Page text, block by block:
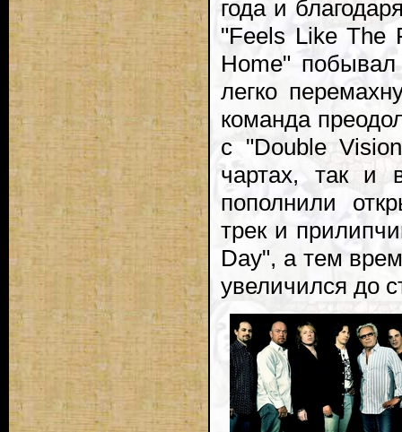
года и
"Feels Like The
Home" побывал
легко
команда
с "Double
чартах, так и
пополнили
трек и
Day", а тем
увеличился до